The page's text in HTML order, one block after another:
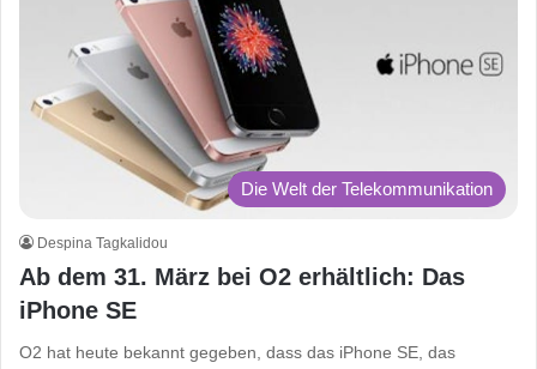
Die Welt der Telekommunikation
Despina Tagkalidou
Ab dem 31. März bei O2 erhältlich: Das
iPhone SE
O2 hat heute bekannt gegeben, dass das iPhone SE, das